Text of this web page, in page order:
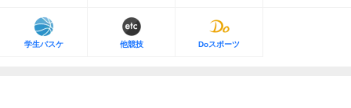
学生バスケ 他競技 Doスポーツ